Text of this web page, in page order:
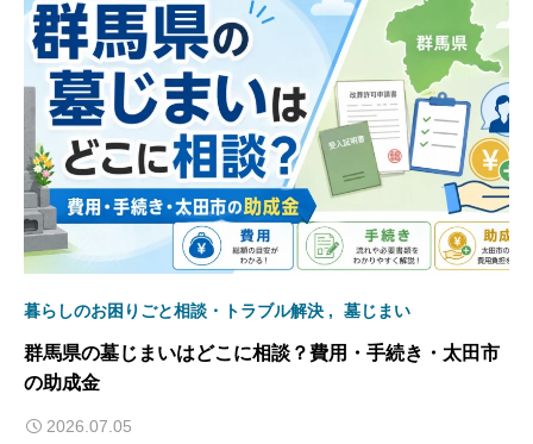
暮らしのお困りごと相談・トラブル解決 墓じまい
群馬県の墓じまいはどこに相談？費用・手続き・太田市
の助成金
2026.07.05